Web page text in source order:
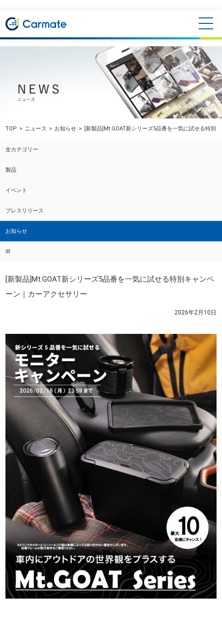
TOP ニュース お知らせ [新製品]Mt.GOAT新シリーズ5品番を一気に試せる特別
全カテゴリー
製品
イベント
プレスリリース
お知らせ
IR
[新製品]Mt.GOAT新シリーズ5品番を一気に試せる特別キャンペ
ーン｜カーアクセサリー
2026年2月10日